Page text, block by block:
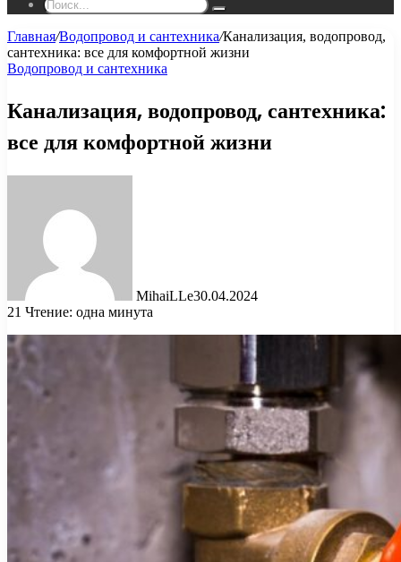
Поиск...
Главная/Водопровод и сантехника/Канализация, водопровод,
сантехника: все для комфортной жизни
Водопровод и сантехника
Канализация, водопровод, сантехника:
все для комфортной жизни
MihaiLLe30.04.2024
21 Чтение: одна минута